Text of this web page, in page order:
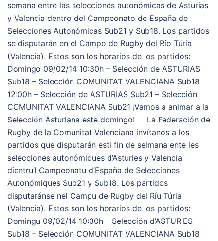
semana entre las selecciones autonómicas de Asturias
y Valencia dentro del Campeonato de España de
Selecciones Autonómicas Sub21 y Sub18. Los partidos
se disputarán en el Campo de Rugby del Río Túria
(Valencia). Estos son los horarios de los partidos:
Domingo 09/02/14 10:30h – Selección de ASTURIAS
Sub18 – Selección COMUNITAT VALENCIANA Sub18
12:00h – Selección de ASTURIAS Sub21 – Selección
COMUNITAT VALENCIANA Sub21 ¡Vamos a animar a la
Selección Asturiana este domingo! La Federación de
Rugby de la Comunitat Valenciana invítanos a los
partidos que disputarán esti fin de selmana ente les
selecciones autonómiques d’Asturies y Valencia
dientru’l Campeonatu d’España de Selecciones
Autonómiques Sub21 y Sub18. Los partidos
disputaránse nel Campu de Rugby del Ríu Túria
(Valencia). Estos son los horarios de los partidos:
Domingu 09/02/14 10:30h – Selección d’ASTURIES
Sub18 – Selección COMUNITAT VALENCIANA Sub18